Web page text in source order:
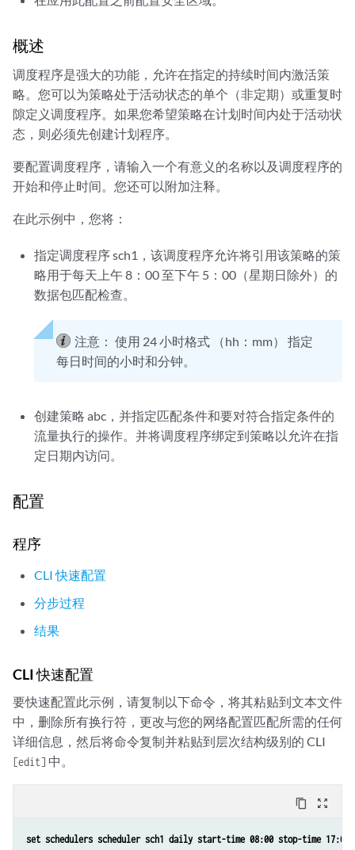
概述
调度程序是强大的功能，允许在指定的持续时间内激活策
略。您可以为策略处于活动状态的单个（非定期）或重复时
隙定义调度程序。如果您希望策略在计划时间内处于活动状
态，则必须先创建计划程序。
要配置调度程序，请输入一个有意义的名称以及调度程序的
开始和停止时间。您还可以附加注释。
在此示例中，您将：
指定调度程序 sch1，该调度程序允许将引用该策略的策
略用于每天上午 8：00 至下午 5：00（星期日除外）的
数据包匹配检查。
注意： 使用 24 小时格式 （hh：mm） 指定
每日时间的小时和分钟。
创建策略 abc，并指定匹配条件和要对符合指定条件的
流量执行的操作。并将调度程序绑定到策略以允许在指
定日期内访问。
配置
程序
CLI 快速配置
分步过程
结果
CLI 快速配置
要快速配置此示例，请复制以下命令，将其粘贴到文本文件
中，删除所有换行符，更改与您的网络配置匹配所需的任何
详细信息，然后将命令复制并粘贴到层次结构级别的 CLI
[edit] 中。
content_copy zoom_out_map
set schedulers scheduler sch1 daily start-time 08:00 stop-time 17:00